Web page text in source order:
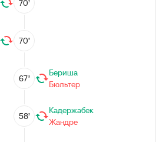
70’
70’
67’
Бериша
Бюльтер
58’
Кадержабек
Жандре